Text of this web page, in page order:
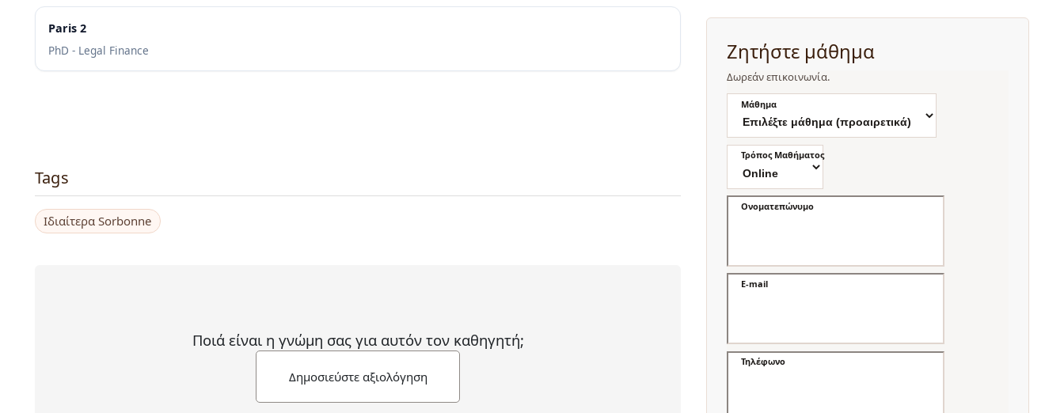
Paris 2
PhD - Legal Finance
Tags
Ιδιαίτερα Sorbonne
Ποιά είναι η γνώμη σας για αυτόν τον καθηγητή;
Δημοσιεύστε αξιολόγηση
Ζητήστε μάθημα
Δωρεάν επικοινωνία.
Μάθημα
Τρόπος Μαθήματος
Ονοματεπώνυμο
E-mail
Τηλέφωνο